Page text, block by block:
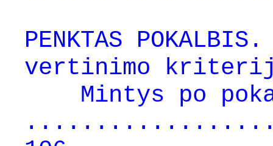
PENKTAS
vertinimo
Mintys po